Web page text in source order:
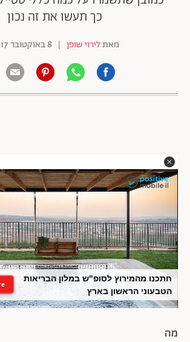
כך תעשו את זה נכון
מאתלירוי שופן | 8 באוקטובר 2017
חתכנו מהמירוץ לסופ"ש במלון הבריאות
הטבעוני הראשון בארץ
מה